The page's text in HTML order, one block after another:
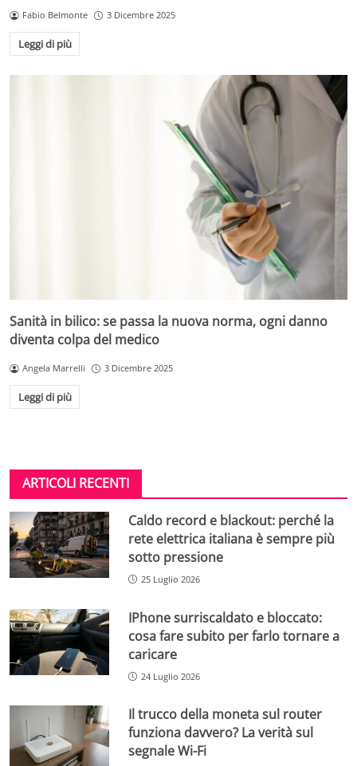
Fabio Belmonte 3 Dicembre 2025
Leggi di più
Sanità in bilico: se passa la nuova norma, ogni danno
diventa colpa del medico
Angela Marrelli 3 Dicembre 2025
Leggi di più
ARTICOLI RECENTI
Caldo record e blackout: perché la
rete elettrica italiana è sempre più
sotto pressione
25 Luglio 2026
IPhone surriscaldato e bloccato:
cosa fare subito per farlo tornare a
caricare
24 Luglio 2026
Il trucco della moneta sul router
funziona davvero? La verità sul
segnale Wi-Fi